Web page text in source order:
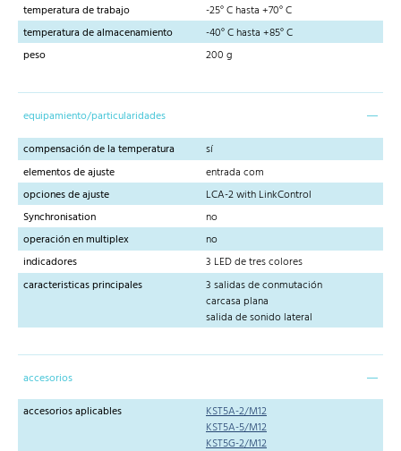
temperatura de trabajo
-25° C hasta +70° C
temperatura de almacenamiento
-40° C hasta +85° C
peso
200 g
equipamiento/particularidades
compensación de la temperatura
sí
elementos de ajuste
entrada com
opciones de ajuste
LCA-2 with LinkControl
Synchronisation
no
operación en multiplex
no
indicadores
3 LED de tres colores
caracteristicas principales
3 salidas de conmutación
carcasa plana
salida de sonido lateral
accesorios
accesorios aplicables
KST5A-2/M12
KST5A-5/M12
KST5G-2/M12